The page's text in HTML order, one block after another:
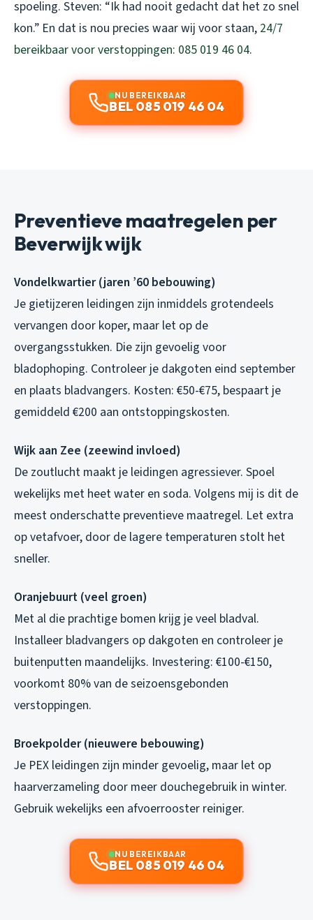
spoeling. Steven: “Ik had nooit gedacht dat het zo snel
kon.” En dat is nou precies waar wij voor staan, 24/7
bereikbaar voor verstoppingen: 085 019 46 04.
NU BEREIKBAAR
BEL 085 019 46 04
Preventieve maatregelen per
Beverwijk wijk
Vondelkwartier (jaren ’60 bebouwing)
Je gietijzeren leidingen zijn inmiddels grotendeels
vervangen door koper, maar let op de
overgangsstukken. Die zijn gevoelig voor
bladophoping. Controleer je dakgoten eind september
en plaats bladvangers. Kosten: €50-€75, bespaart je
gemiddeld €200 aan ontstoppingskosten.
Wijk aan Zee (zeewind invloed)
De zoutlucht maakt je leidingen agressiever. Spoel
wekelijks met heet water en soda. Volgens mij is dit de
meest onderschatte preventieve maatregel. Let extra
op vetafvoer, door de lagere temperaturen stolt het
sneller.
Oranjebuurt (veel groen)
Met al die prachtige bomen krijg je veel bladval.
Installeer bladvangers op dakgoten en controleer je
buitenputten maandelijks. Investering: €100-€150,
voorkomt 80% van de seizoensgebonden
verstoppingen.
Broekpolder (nieuwere bebouwing)
Je PEX leidingen zijn minder gevoelig, maar let op
haarverzameling door meer douchegebruik in winter.
Gebruik wekelijks een afvoerrooster reiniger.
NU BEREIKBAAR
BEL 085 019 46 04